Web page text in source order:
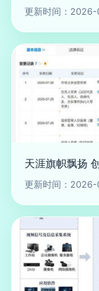
更新时间：
天涯旗帜飘扬
更新时间：